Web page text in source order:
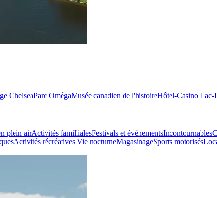
ChelseaParc OmégaMusée canadien de l'histoireHôtel-Casino Lac-
plein airActivités famillialesFestivals et événementsIncontournables
Activités récréatives Vie nocturneMagasinageSports motorisés